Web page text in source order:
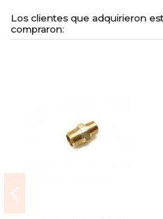
Los clientes que adquirieron
compraron: